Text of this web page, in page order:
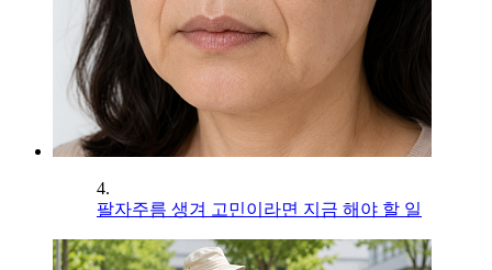
4.
팔자주름 생겨 고민이라면 지금 해야 할 일